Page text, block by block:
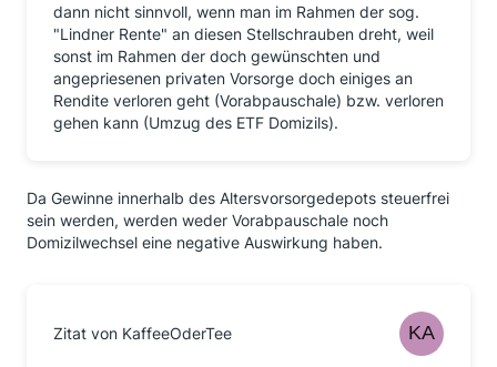
dann nicht sinnvoll, wenn man im Rahmen der sog.
"Lindner Rente" an diesen Stellschrauben dreht, weil
sonst im Rahmen der doch gewünschten und
angepriesenen privaten Vorsorge doch einiges an
Rendite verloren geht (Vorabpauschale) bzw. verloren
gehen kann (Umzug des ETF Domizils).
Da Gewinne innerhalb des Altersvorsorgedepots steuerfrei
sein werden, werden weder Vorabpauschale noch
Domizilwechsel eine negative Auswirkung haben.
Zitat von KaffeeOderTee